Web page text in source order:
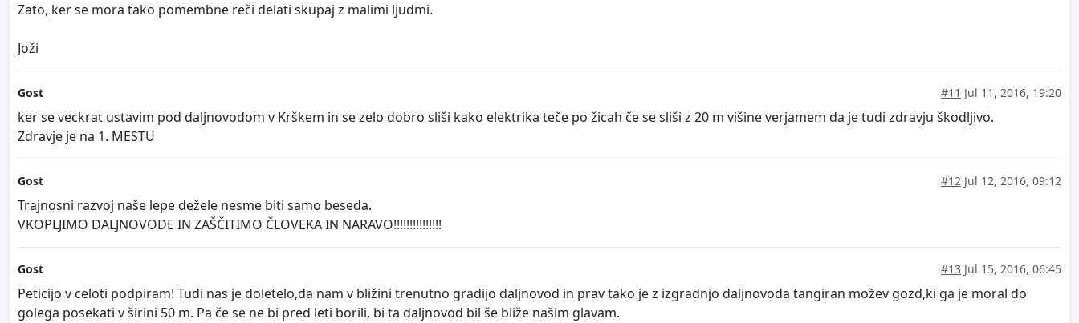
Zato, ker se mora tako pomembne reči delati skupaj z malimi ljudmi.
Joži
Gost #11 Jul 11, 2016, 19:20
ker se veckrat ustavim pod daljnovodom v Krškem in se zelo dobro sliši kako elektrika teče po žicah če se sliši z 20 m višine verjamem da je tudi zdravju škodljivo.
Zdravje je na 1. MESTU
Gost #12 Jul 12, 2016, 09:12
Trajnosni razvoj naše lepe dežele nesme biti samo beseda.
VKOPLJIMO DALJNOVODE IN ZAŠČITIMO ČLOVEKA IN NARAVO!!!!!!!!!!!!!!!
Gost #13 Jul 15, 2016, 06:45
Peticijo v celoti podpiram! Tudi nas je doletelo,da nam v bližini trenutno gradijo daljnovod in prav tako je z izgradnjo daljnovoda tangiran možev gozd,ki ga je moral do
golega posekati v širini 50 m. Pa če se ne bi pred leti borili, bi ta daljnovod bil še bliže našim glavam.